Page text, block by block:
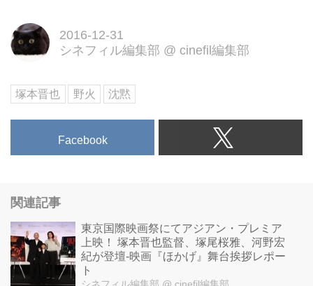
2016-12-31
シネフィル編集部 @ cinefil編集部
塚本晋也 野火 沈黙
Facebook
関連記事
東京国際映画祭にてアジアン・プレミア
上映！ 塚本晋也監督、塚尾桜雅、河野宏
紀が登壇-映画『ほかげ』舞台挨拶レポー
ト